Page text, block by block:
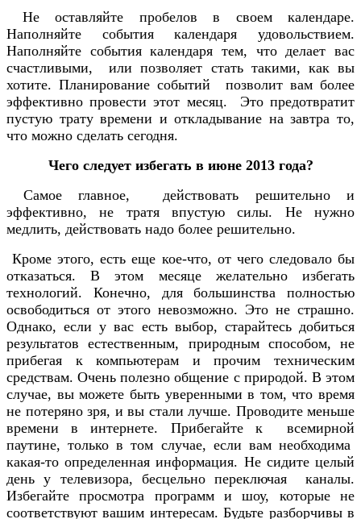
Не оставляйте пробелов в своем календаре.
Наполняйте события календаря удовольствием.
Наполняйте события календаря тем, что делает вас
счастливыми, или позволяет стать такими, как вы
хотите. Планирование событий позволит вам более
эффективно провести этот месяц. Это предотвратит
пустую трату времени и откладывание на завтра то,
что можно сделать сегодня.
Чего следует избегать в июне 2013 года?
Самое главное, действовать решительно и
эффективно, не тратя впустую силы. Не нужно
медлить, действовать надо более решительно.
Кроме этого, есть еще кое-что, от чего следовало бы
отказаться. В этом месяце желательно избегать
технологий. Конечно, для большинства полностью
освободиться от этого невозможно. Это не страшно.
Однако, если у вас есть выбор, старайтесь добиться
результатов естественным, природным способом, не
прибегая к компьютерам и прочим техническим
средствам. Очень полезно общение с природой. В этом
случае, вы можете быть уверенными в том, что время
не потеряно зря, и вы стали лучше. Проводите меньше
времени в интернете. Прибегайте к всемирной
паутине, только в том случае, если вам необходима
какая-то определенная информация. Не сидите целый
день у телевизора, бесцельно переключая каналы.
Избегайте просмотра программ и шоу, которые не
соответствуют вашим интересам. Будьте разборчивы в